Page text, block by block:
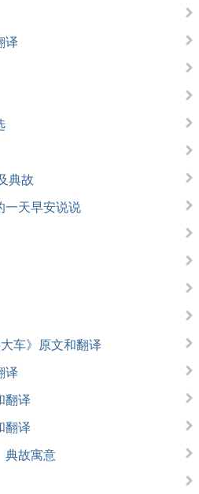
译
典故
一天早安说说
车》原文和翻译
译
翻译
翻译
典故寓意